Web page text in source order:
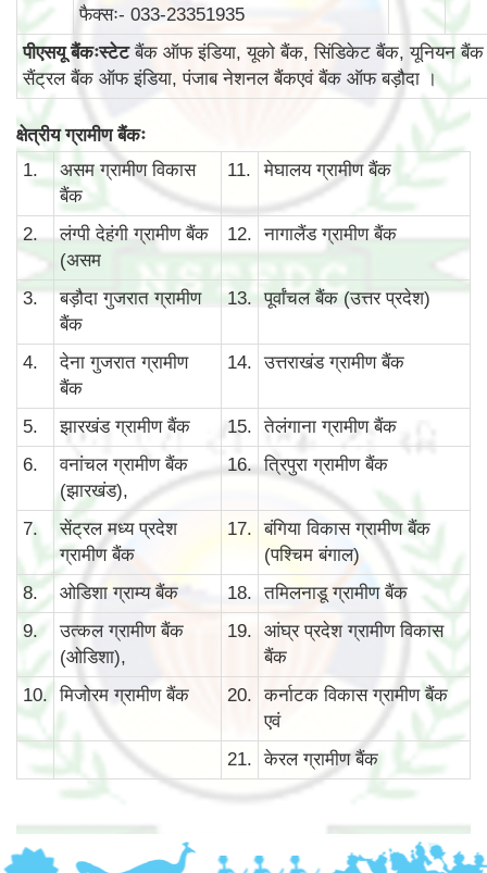
फैक्सः- 033-23351935
पीएसयू बैंकःस्टेटबैंक ऑफ इंडिया, यूको बैंक, सिंडिकेट बैंक, यूनियन बैंक
सैंट्रल बैंक ऑफ इंडिया, पंजाब नेशनल बैंकएवं बैंक ऑफ बड़ौदा ।
क्षेत्रीय ग्रामीण बैंकः
1.
असम ग्रामीण विकास
बैंक
11. मेघालय ग्रामीण बैंक
2.
लंग्पी देहंगी ग्रामीण बैंक
(असम
12. नागालैंड ग्रामीण बैंक
3.
बड़ौदा गुजरात ग्रामीण
बैंक
13. पूर्वांचल बैंक (उत्तर प्रदेश)
4.
देना गुजरात ग्रामीण
बैंक
14. उत्तराखंड ग्रामीण बैंक
5. झारखंड ग्रामीण बैंक 15.
तेलंगाना ग्रामीण बैंक
6.
वनांचल ग्रामीण बैंक
(झारखंड),
16. त्रिपुरा ग्रामीण बैंक
7.
सेंट्रल मध्य प्रदेश
ग्रामीण बैंक
17.
बंगिया विकास ग्रामीण बैंक
(पश्चिम बंगाल)
8.
ओडिशा ग्राम्य बैंक 18.
तमिलनाडू ग्रामीण बैंक
9.
उत्कल ग्रामीण बैंक
(ओडिशा),
19.
आंघ्र प्रदेश ग्रामीण विकास
बैंक
10.
मिजोरम ग्रामीण बैंक 20.
कर्नाटक विकास ग्रामीण बैंक
एवं
21.
केरल ग्रामीण बैंक